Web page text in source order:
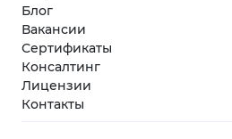
Блог
Вакансии
Сертификаты
Консалтинг
Лицензии
Контакты